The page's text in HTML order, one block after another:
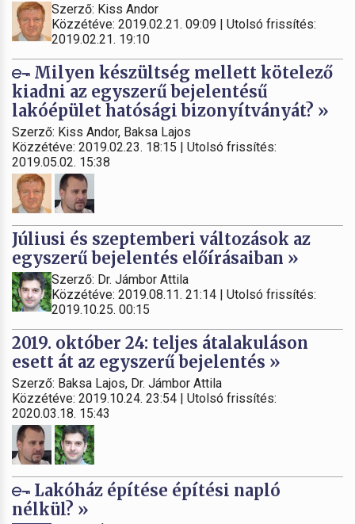
Szerző: Kiss Andor
Közzétéve: 2019.02.21. 09:09 | Utolsó frissítés:
2019.02.21. 19:10
Milyen készültség mellett kötelező
kiadni az egyszerű bejelentésű
lakóépület hatósági bizonyítványát? »
Szerző: Kiss Andor, Baksa Lajos
Közzétéve: 2019.02.23. 18:15 | Utolsó frissítés:
2019.05.02. 15:38
Júliusi és szeptemberi változások az
egyszerű bejelentés előírásaiban »
Szerző: Dr. Jámbor Attila
Közzétéve: 2019.08.11. 21:14 | Utolsó frissítés:
2019.10.25. 00:15
2019. október 24: teljes átalakuláson
esett át az egyszerű bejelentés »
Szerző: Baksa Lajos, Dr. Jámbor Attila
Közzétéve: 2019.10.24. 23:54 | Utolsó frissítés:
2020.03.18. 15:43
Lakóház építése építési napló
nélkül? »